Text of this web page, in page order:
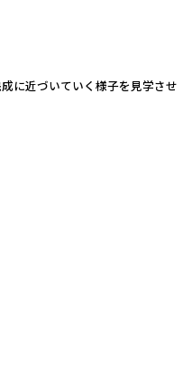
に近づいていく様子を見学させ